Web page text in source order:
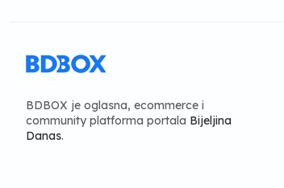
BDBOX je oglasna, ecommerce i
community platforma portala Bijeljina
Danas.